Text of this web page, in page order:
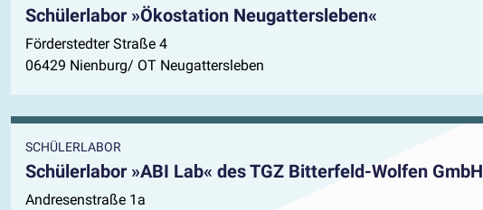
Schülerlabor »Ökostation Neugattersleben«
Förderstedter Straße 4
06429 Nienburg/ OT Neugattersleben
SCHÜLERLABOR
Schülerlabor »ABI Lab« des TGZ Bitterfeld-Wolfen GmbH
Andresenstraße 1a